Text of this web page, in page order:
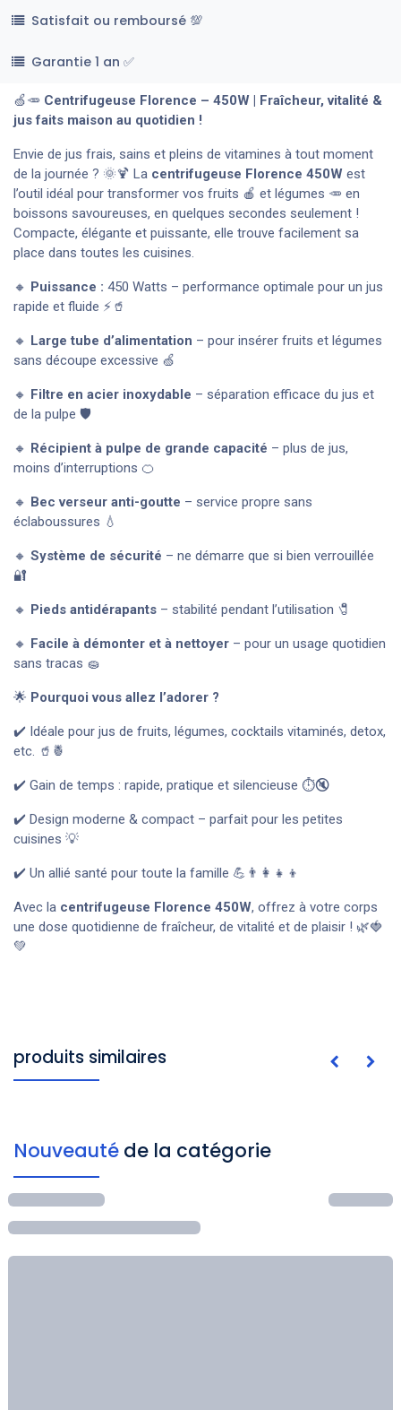
Satisfait ou remboursé 💯
Garantie 1 an ✅
🍏🥕 Centrifugeuse Florence – 450W | Fraîcheur, vitalité &
jus faits maison au quotidien !
Envie de jus frais, sains et pleins de vitamines à tout moment
de la journée ? 🌞🍹 La centrifugeuse Florence 450W est
l’outil idéal pour transformer vos fruits 🍎 et légumes 🥕 en
boissons savoureuses, en quelques secondes seulement !
Compacte, élégante et puissante, elle trouve facilement sa
place dans toutes les cuisines.
🔸 Puissance : 450 Watts – performance optimale pour un jus
rapide et fluide ⚡🥤
🔸 Large tube d’alimentation – pour insérer fruits et légumes
sans découpe excessive 🍏
🔸 Filtre en acier inoxydable – séparation efficace du jus et
de la pulpe 🛡️
🔸 Récipient à pulpe de grande capacité – plus de jus,
moins d’interruptions 🍊
🔸 Bec verseur anti-goutte – service propre sans
éclaboussures 💧
🔸 Système de sécurité – ne démarre que si bien verrouillée
🔐
🔸 Pieds antidérapants – stabilité pendant l’utilisation 🧷
🔸 Facile à démonter et à nettoyer – pour un usage quotidien
sans tracas 🧽
🌟 Pourquoi vous allez l’adorer ?
✔️ Idéale pour jus de fruits, légumes, cocktails vitaminés, detox,
etc. 🥤🍍
✔️ Gain de temps : rapide, pratique et silencieuse ⏱️🔇
✔️ Design moderne & compact – parfait pour les petites
cuisines 💡
✔️ Un allié santé pour toute la famille 💪👨‍👩‍👧‍👦
Avec la centrifugeuse Florence 450W, offrez à votre corps
une dose quotidienne de fraîcheur, de vitalité et de plaisir ! 🌿🍓
💚
produits similaires
Nouveauté de la catégorie